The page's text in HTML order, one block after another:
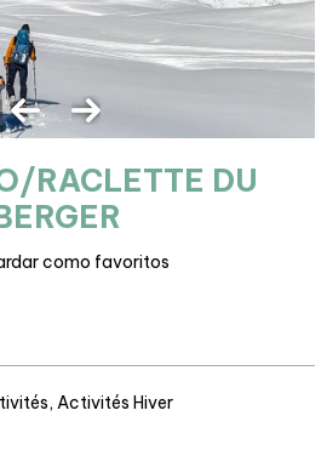
RACLETTE DU
como favoritos
Activités Hiver